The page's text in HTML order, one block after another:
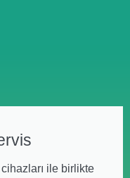
ile birlikte